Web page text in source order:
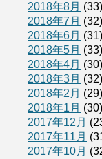
2018年8月 (33)
2018年7月 (32)
2018年6月 (31)
2018年5月 (33)
2018年4月 (30)
2018年3月 (32)
2018年2月 (29)
2018年1月 (30)
2017年12月
2017年11月
2017年10月